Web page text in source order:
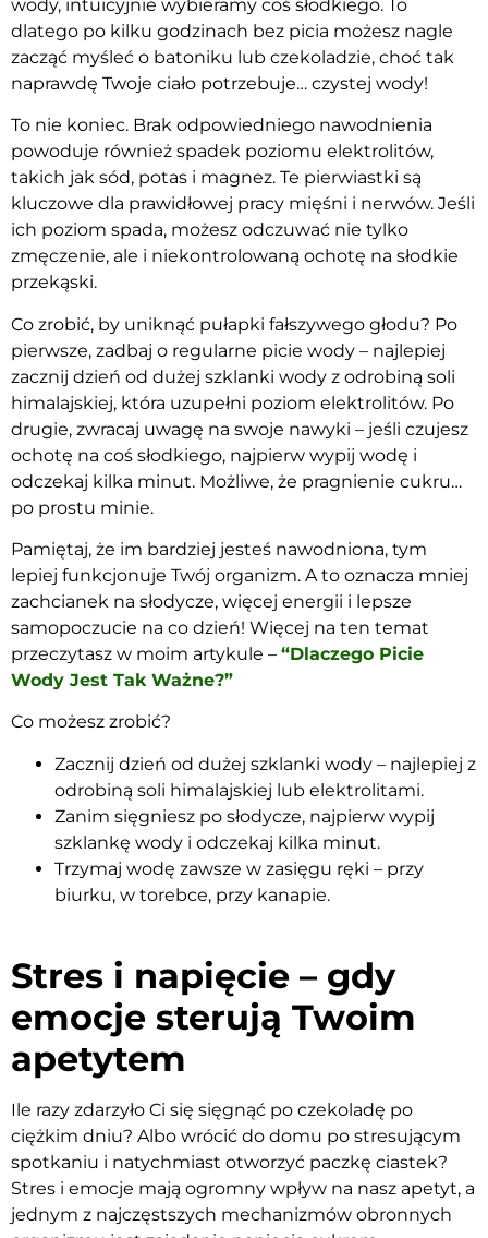
wody, intuicyjnie wybieramy coś słodkiego. To
dlatego po kilku godzinach bez picia możesz nagle
zacząć myśleć o batoniku lub czekoladzie, choć tak
naprawdę Twoje ciało potrzebuje… czystej wody!
To nie koniec. Brak odpowiedniego nawodnienia
powoduje również spadek poziomu elektrolitów,
takich jak sód, potas i magnez. Te pierwiastki są
kluczowe dla prawidłowej pracy mięśni i nerwów. Jeśli
ich poziom spada, możesz odczuwać nie tylko
zmęczenie, ale i niekontrolowaną ochotę na słodkie
przekąski.
Co zrobić, by uniknąć pułapki fałszywego głodu? Po
pierwsze, zadbaj o regularne picie wody – najlepiej
zacznij dzień od dużej szklanki wody z odrobiną soli
himalajskiej, która uzupełni poziom elektrolitów. Po
drugie, zwracaj uwagę na swoje nawyki – jeśli czujesz
ochotę na coś słodkiego, najpierw wypij wodę i
odczekaj kilka minut. Możliwe, że pragnienie cukru…
po prostu minie.
Pamiętaj, że im bardziej jesteś nawodniona, tym
lepiej funkcjonuje Twój organizm. A to oznacza mniej
zachcianek na słodycze, więcej energii i lepsze
samopoczucie na co dzień! Więcej na ten temat
przeczytasz w moim artykule – “Dlaczego Picie
Wody Jest Tak Ważne?”
Co możesz zrobić?
Zacznij dzień od dużej szklanki wody – najlepiej z
odrobiną soli himalajskiej lub elektrolitami.
Zanim sięgniesz po słodycze, najpierw wypij
szklankę wody i odczekaj kilka minut.
Trzymaj wodę zawsze w zasięgu ręki – przy
biurku, w torebce, przy kanapie.
Stres i napięcie – gdy
emocje sterują Twoim
apetytem
Ile razy zdarzyło Ci się sięgnąć po czekoladę po
ciężkim dniu? Albo wrócić do domu po stresującym
spotkaniu i natychmiast otworzyć paczkę ciastek?
Stres i emocje mają ogromny wpływ na nasz apetyt, a
jednym z najczęstszych mechanizmów obronnych